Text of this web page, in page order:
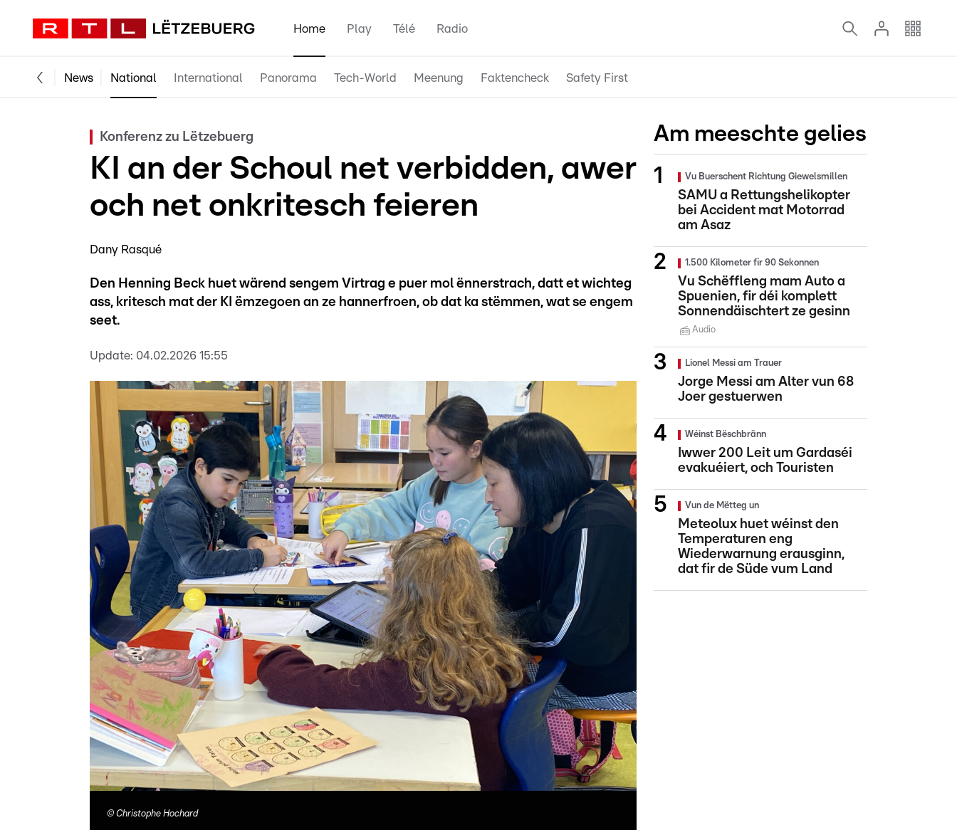
Home Play Télé Radio
News National International Panorama Tech-World Meenung Faktencheck Safety First
Konferenz zu Lëtzebuerg
KI an der Schoul net verbidden, awer
och net onkritesch feieren
Dany Rasqué
Den Henning Beck huet wärend sengem Virtrag e puer mol ënnerstrach, datt et wichteg
ass, kritesch mat der KI ëmzegoen an ze hannerfroen, ob dat ka stëmmen, wat se engem
seet.
Update: 04.02.2026 15:55
© Christophe Hochard
Am meeschte gelies
Vu Buerschent Richtung Giewelsmillen
SAMU a Rettungshelikopter
bei Accident mat Motorrad
am Asaz
1.500 Kilometer fir 90 Sekonnen
Vu Schëffleng mam Auto a
Spuenien, fir déi komplett
Sonnendäischtert ze gesinn
Audio
Lionel Messi am Trauer
Jorge Messi am Alter vun 68
Joer gestuerwen
Wéinst Bëschbränn
Iwwer 200 Leit um Gardaséi
evakuéiert, och Touristen
Vun de Mëtteg un
Meteolux huet wéinst den
Temperaturen eng
Wiederwarnung erausginn,
dat fir de Süde vum Land